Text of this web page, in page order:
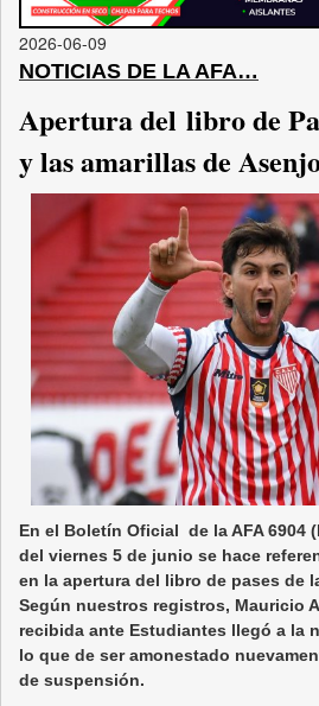
2026-06-09
NOTICIAS DE LA AFA…
Apertura del libro de
y las amarillas de
En el Boletín Oficial de la AFA 6904
del viernes 5 de junio se hace
en la apertura del libro de pases de
Según nuestros registros, Mauricio
recibida ante Estudiantes llegó a la
lo que de ser amonestado
de suspensión.